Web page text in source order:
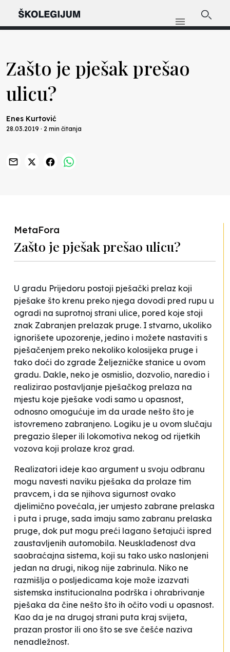
Zašto je pješak prešao
ulicu?
Enes Kurtović
28.03.2019 · 2 min čitanja
MetaFora
Zašto je pješak prešao ulicu?
U gradu Prijedoru postoji pješački prelaz koji
pješake što krenu preko njega dovodi pred rupu u
ogradi na suprotnoj strani ulice, pored koje stoji
znak Zabranjen prelazak pruge. I stvarno, ukoliko
ignorišete upozorenje, jedino i možete nastaviti s
pješačenjem preko nekoliko kolosijeka pruge i
tako doći do zgrade Željezničke stanice u ovom
gradu. Dakle, neko je osmislio, dozvolio, naredio i
realizirao postavljanje pješačkog prelaza na
mjestu koje pješake vodi samo u opasnost,
odnosno omogućuje im da urade nešto što je
istovremeno zabranjeno. Logiku je u ovom slučaju
pregazio šleper ili lokomotiva nekog od rijetkih
vozova koji prolaze kroz grad.
Realizatori ideje kao argument u svoju odbranu
mogu navesti naviku pješaka da prolaze tim
pravcem, i da se njihova sigurnost ovako
djelimično povećala, jer umjesto zabrane prelaska
i puta i pruge, sada imaju samo zabranu prelaska
pruge, dok put mogu preći lagano šetajući ispred
zaustavljenih automobila. Neusklađenost dva
saobraćajna sistema, koji su tako usko naslonjeni
jedan na drugi, nikog nije zabrinula. Niko ne
razmišlja o posljedicama koje može izazvati
sistemska institucionalna podrška i ohrabrivanje
pješaka da čine nešto što ih očito vodi u opasnost.
Kao da je na drugoj strani puta kraj svijeta,
prazan prostor ili ono što se sve češće naziva
nenadležnost.